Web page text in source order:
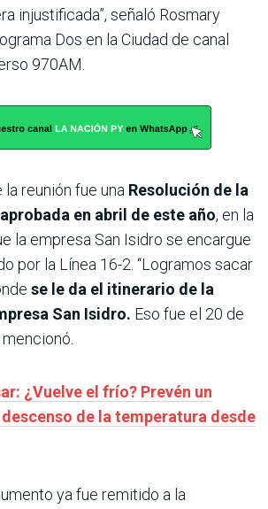
injustificada”, señaló Rosmary
Dos en la Ciudad de canal
970AM.
reunión fue una Resolución de la
en abril de este año, en la
la empresa San Isidro se encargue
por la Línea 16-2. “Logramos sacar
se le da el itinerario de la
San Isidro. Eso fue el 20 de
mencionó.
¿Vuelve el frío? Prevén un
de la temperatura desde
ya fue remitido a la